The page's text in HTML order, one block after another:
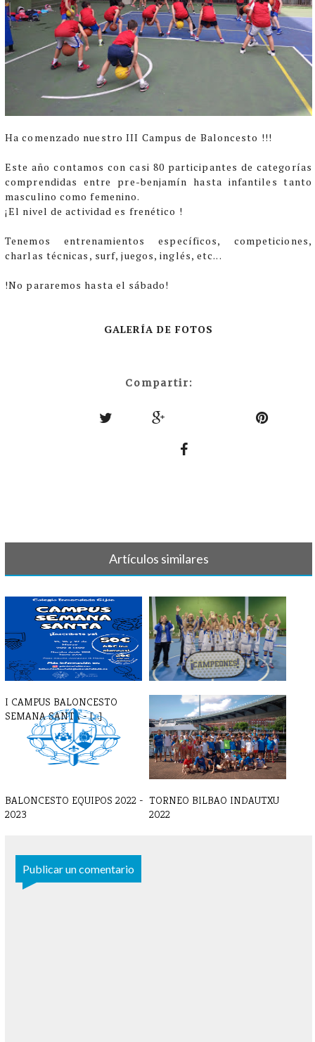
Ha comenzado nuestro III Campus de Baloncesto !!!
Este año contamos con casi 80 participantes de categorías
comprendidas entre pre-benjamín hasta infantiles tanto
masculino como femenino.
¡El nivel de actividad es frenético !
Tenemos entrenamientos específicos, competiciones,
charlas técnicas, surf, juegos, inglés, etc...
!No pararemos hasta el sábado!
GALERÍA DE FOTOS
Compartir:
Artículos similares
I CAMPUS BALONCESTO
SEMANA SANTA - [...]
LISTAS BALONCESTO 23-24
BALONCESTO EQUIPOS 2022 -
2023
TORNEO BILBAO INDAUTXU
2022
Publicar un comentario